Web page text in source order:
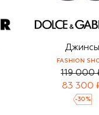
Джинсы
FASHION
119 000
83 300
-30 %